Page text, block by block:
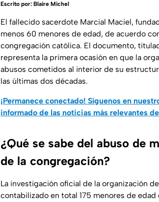
Escrito por: Blaire Michel
El fallecido sacerdote Marcial Maciel,
menos 60 menores de edad, de acuerdo
congregación católica. El documento,
representa la primera ocasión en que la
abusos cometidos al interior de su
las últimas dos décadas.
¡Permanece conectado! Síguenos en
informado de las noticias más relevantes
¿Qué se sabe del abuso de
de la congregación?
La investigación oficial de la organización
contabilizado en total 175 menores de